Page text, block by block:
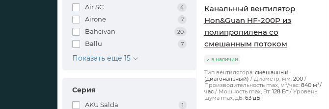
Air SC 4
Airone 7
Bahcivan 20
Ballu 7
Показать еще 15
Серия
AKU Salda 1
Канальный вентилятор
Hon&Guan HF-200P из
полипропилена со
смешанным потоком
в наличии
Тип вентилятора: смешанный
(диагональный)
Диаметр, мм: 200
Производительность max, м³/час: 840 м³/
час
Мощность max, Вт: 128 Вт
Уровень
шума max, дБ: 63 дБ